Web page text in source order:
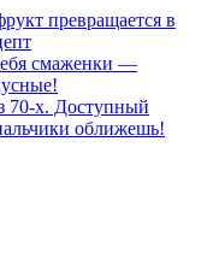
превращается в
смаженки —
70-х. Доступный
оближешь!